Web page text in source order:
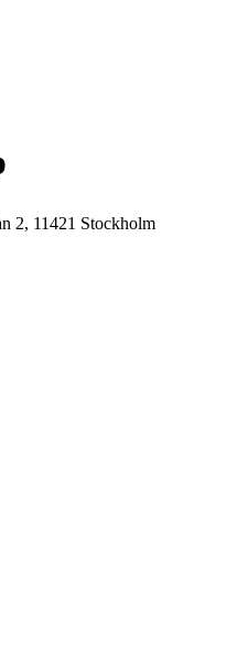
2, 11421 Stockholm